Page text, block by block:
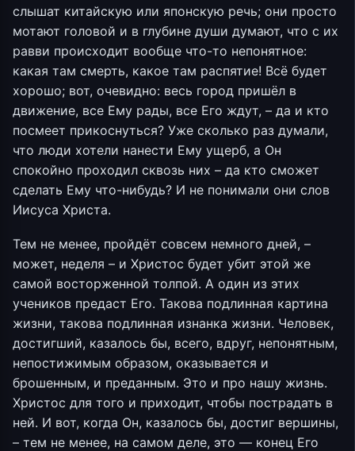
слышат китайскую или японскую речь; они просто
мотают головой и в глубине души думают, что с их
равви происходит вообще что-то непонятное:
какая там смерть, какое там распятие! Всё будет
хорошо; вот, очевидно: весь город пришёл в
движение, все Ему рады, все Его ждут, – да и кто
посмеет прикоснуться? Уже сколько раз думали,
что люди хотели нанести Ему ущерб, а Он
спокойно проходил сквозь них – да кто сможет
сделать Ему что-нибудь? И не понимали они слов
Иисуса Христа.
Тем не менее, пройдёт совсем немного дней, –
может, неделя – и Христос будет убит этой же
самой восторженной толпой. А один из этих
учеников предаст Его. Такова подлинная картина
жизни, такова подлинная изнанка жизни. Человек,
достигший, казалось бы, всего, вдруг, непонятным,
непостижимым образом, оказывается и
брошенным, и преданным. Это и про нашу жизнь.
Христос для того и приходит, чтобы пострадать в
ней. И вот, когда Он, казалось бы, достиг вершины,
– тем не менее, на самом деле, это — конец Его